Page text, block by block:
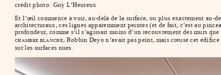
crédit photo: Guy L’Heureux
Et l’œil commence à voir, au-delà de la surface, ou plus exactement au-
architecturaux, ces lignes apparemment peintes (et de fait, c’est au
profondeur, comme s’il s’agissait moins d’un recouvrement des murs
CHAMBRE BLANCHE, Robbin Deyo n’avait pas peint, mais creusé cet
sur les surfaces nues.